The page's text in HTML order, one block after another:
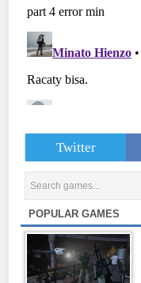
Twitter
POPULAR GAMES